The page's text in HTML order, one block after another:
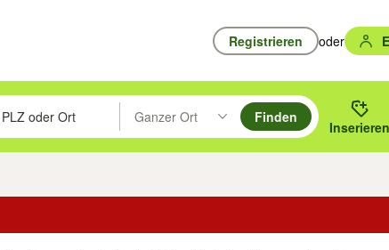
Registrieren oder
mit den Pfeiltasten nach oben/unten durchsuchen und mit
oder Ort eingeben. Eingabetaste drücken um zu suchen, oder
Ganzer Ort
Suche im Umkreis des gewählten Orts oder PLZ.
Finden
Inserieren